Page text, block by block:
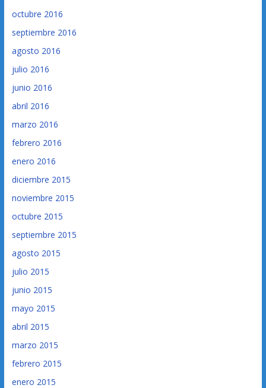
octubre 2016
septiembre 2016
agosto 2016
julio 2016
junio 2016
abril 2016
marzo 2016
febrero 2016
enero 2016
diciembre 2015
noviembre 2015
octubre 2015
septiembre 2015
agosto 2015
julio 2015
junio 2015
mayo 2015
abril 2015
marzo 2015
febrero 2015
enero 2015